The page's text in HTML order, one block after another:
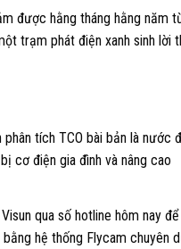
được hằng tháng hằng năm
trạm phát điện xanh sinh lời
tích TCO bài bản là nước
cơ điện gia đình và nâng cao
qua số hotline hôm nay để
hệ thống Flycam chuyên